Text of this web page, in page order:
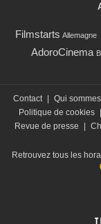
Filmstarts Allemagne
AdoroCinema
Contact | Qui
Politique de cookies |
Revue de presse
|
Retrouvez tous les